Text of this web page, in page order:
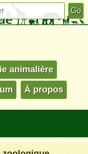
animalière
À propos